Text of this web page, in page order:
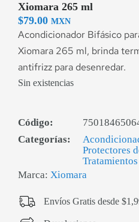
Xiomara 265 ml
$79.00 MXN
Acondicionador Bifásico
Xiomara 265 ml, brinda
antifrizz para desenredar.
Sin existencias
Código:
Categorías:
Protectores
Marca: Xiomara
Envíos Gratis desde